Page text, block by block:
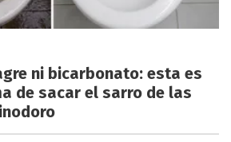
ni bicarbonato: esta es
de sacar el sarro de las